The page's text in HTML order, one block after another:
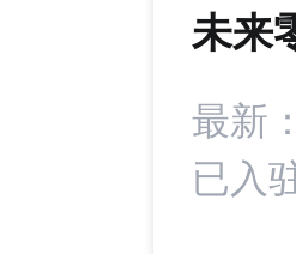
未来
最新
已入